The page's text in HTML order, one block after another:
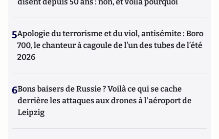
5Apologie du terrorisme et du viol, antisémite : Boro
700, le chanteur à cagoule de l’un des tubes de l’été
2026
6Bons baisers de Russie ? Voilà ce qui se cache
derrière les attaques aux drones à l'aéroport de
Leipzig